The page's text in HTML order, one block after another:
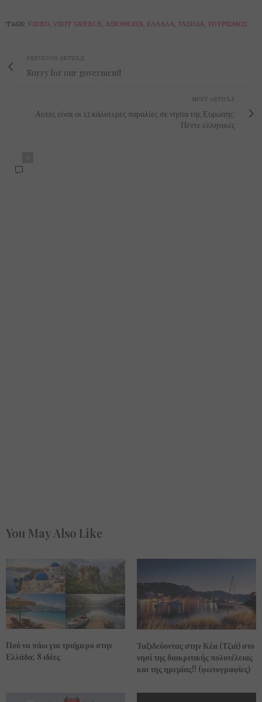
TAGS: VIDEO VISIT GREECE ΑΞΙΟΘΈΑΤΑ ΕΛΛΆΔΑ ΤΑΞΊΔΙΑ ΤΟΥΡΙΣΜΌΣ
PREVIOUS ARTICLE
Sorry for our goverment!
NEXT ARTICLE
Αυτές είναι οι 12 καλύτερες παραλίες σε νησιά της Ευρώπης:
Πέντε ελληνικές
You May Also Like
Πού να πάω για τριήμερο στην
Ελλάδα; 8 ιδέες
Ταξιδεύοντας στην Κέα (Τζιά) στο
νησί της διακριτικής πολυτέλειας
και της ηρεμίας!! (φωτογραφίες)